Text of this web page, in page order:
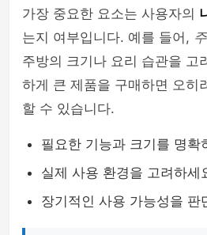
가장 중요한 요소는 사용자의
는지 여부입니다. 예를 들어,
주방의 크기나 요리 습관을 고
하게 큰 제품을 구매하면 오히
할 수 있습니다.
필요한 기능과 크기를 명확
실제 사용 환경을 고려하세
장기적인 사용 가능성을 판